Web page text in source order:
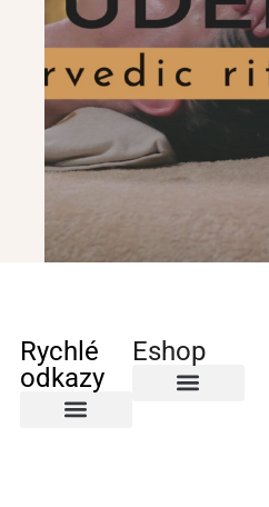
Rychlé
odkazy
Eshop